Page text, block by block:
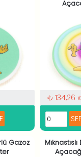
₺ 134,26
Gazoz